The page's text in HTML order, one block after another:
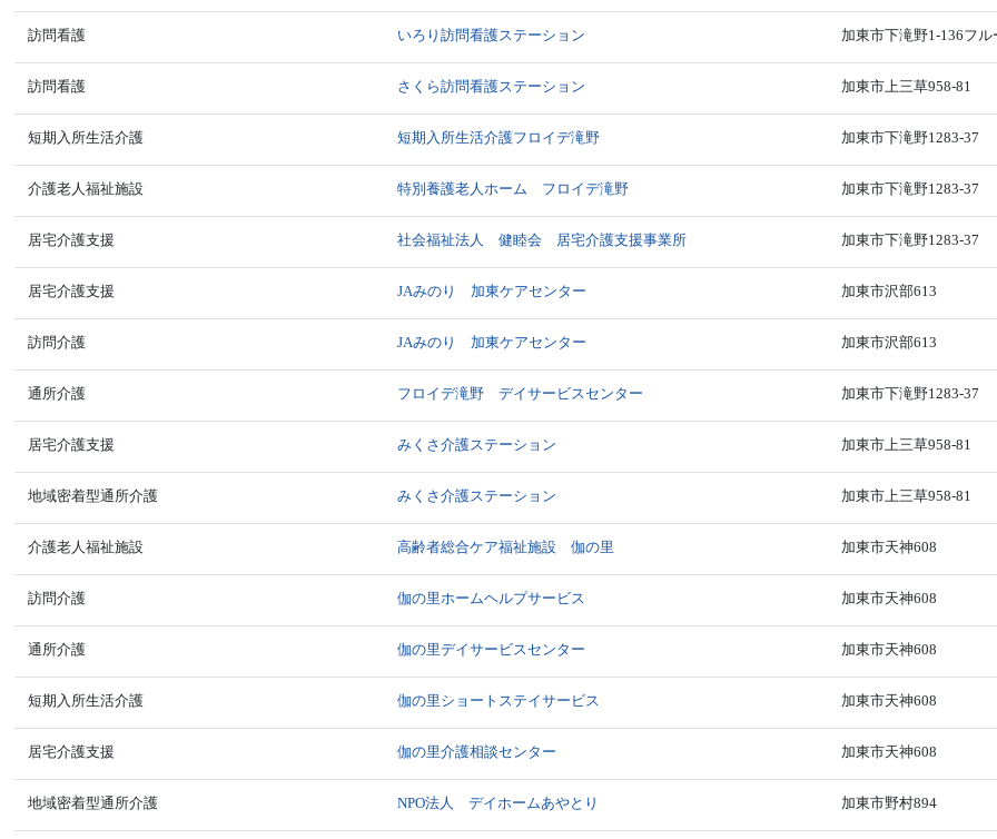
訪問看護 いろり訪問看護ステーション 加東市下滝野1-136フル
訪問看護 さくら訪問看護ステーション 加東市上三草958-81
短期入所生活介護 短期入所生活介護フロイデ滝野 加東市下滝野1283-37
介護老人福祉施設 特別養護老人ホーム フロイデ滝野 加東市下滝野1283-37
居宅介護支援 社会福祉法人 健睦会 居宅介護支援事業所 加東市下滝野1283-37
居宅介護支援 JAみのり 加東ケアセンター 加東市沢部613
訪問介護 JAみのり 加東ケアセンター 加東市沢部613
通所介護 フロイデ滝野 デイサービスセンター 加東市下滝野1283-37
居宅介護支援 みくさ介護ステーション 加東市上三草958-81
地域密着型通所介護 みくさ介護ステーション 加東市上三草958-81
介護老人福祉施設 高齢者総合ケア福祉施設 伽の里 加東市天神608
訪問介護 伽の里ホームヘルプサービス 加東市天神608
通所介護 伽の里デイサービスセンター 加東市天神608
短期入所生活介護 伽の里ショートステイサービス 加東市天神608
居宅介護支援 伽の里介護相談センター 加東市天神608
地域密着型通所介護 NPO法人 デイホームあやとり 加東市野村894